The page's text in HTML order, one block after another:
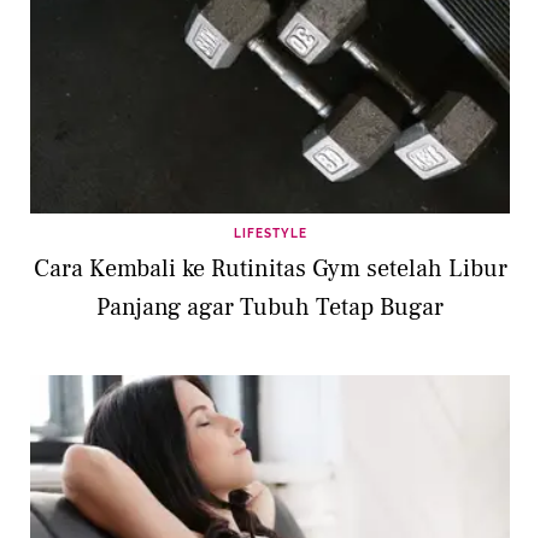
LIFESTYLE
Cara Kembali ke Rutinitas Gym setelah Libur
Panjang agar Tubuh Tetap Bugar